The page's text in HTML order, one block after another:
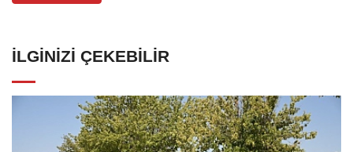
İLGINIZI ÇEKEBILIR